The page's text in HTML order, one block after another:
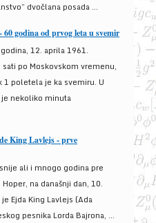
dvočlana posada ...
godina od prvog leta u svemir
12. aprila 1961.
po Moskovskom vremenu,
1 poletela je ka svemiru. U
je nekoliko minuta
King Lavlejs - prve
ali i mnogo godina pre
na današnji dan, 10.
Ejda King Lavlejs (Ada
pesnika Lorda Bajrona, ...